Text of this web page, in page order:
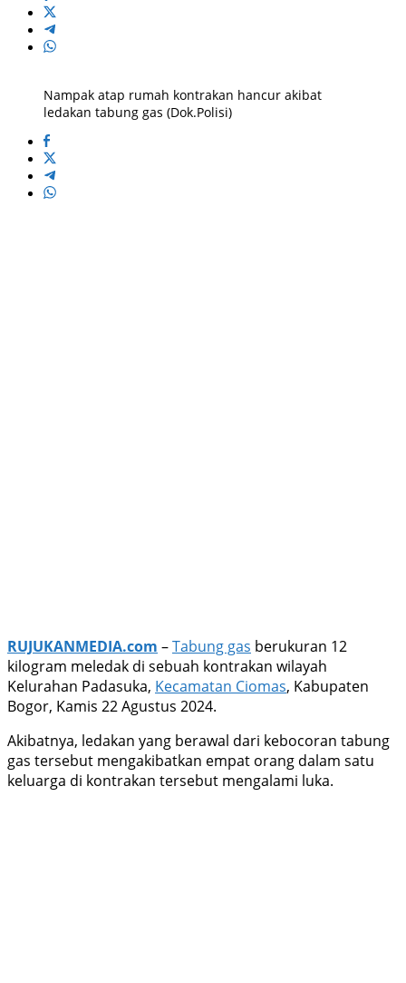
Nampak atap rumah kontrakan hancur akibat
ledakan tabung gas (Dok.Polisi)
RUJUKANMEDIA.com –Tabung gas berukuran 12
kilogram meledak di sebuah kontrakan wilayah
Kelurahan Padasuka, Kecamatan Ciomas, Kabupaten
Bogor, Kamis 22 Agustus 2024.
Akibatnya, ledakan yang berawal dari kebocoran tabung
gas tersebut mengakibatkan empat orang dalam satu
keluarga di kontrakan tersebut mengalami luka.